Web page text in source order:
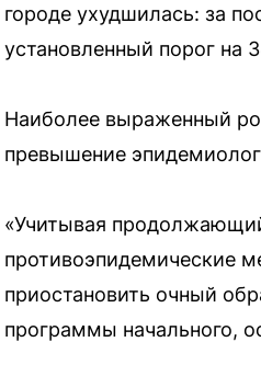
городе ухудшилась: за
установленный порог на
Наиболее выраженный
превышение
«Учитывая
противоэпидемические
приостановить очный
программы начального,